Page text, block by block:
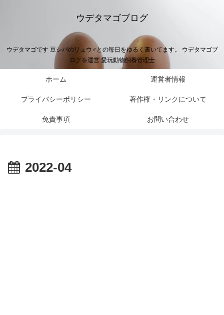
ウデタマゴブログ
ウデタマゴです 豆シバのリュウ♂との毎日をゆるく書いてます。 ウデタマゴブ
ログを運営 愛玩動物飼養管理士
ホーム 運営者情報
プライバシーポリシー 著作権・リンクについて
免責事項 お問い合わせ
2022-04